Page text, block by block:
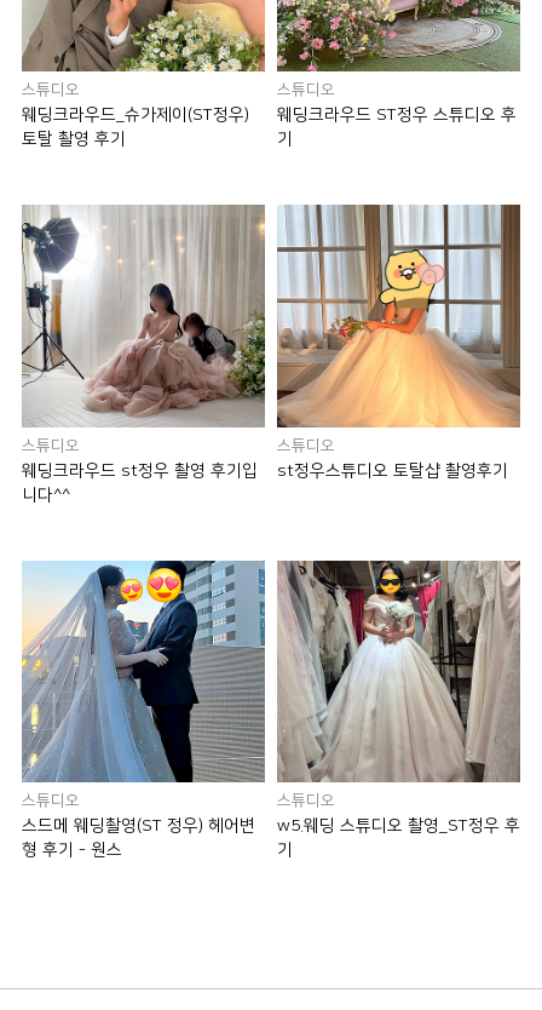
스튜디오
웨딩크라우드_슈가제이(ST정우)
토탈 촬영 후기
스튜디오
웨딩크라우드 ST정우 스튜디오 후
기
스튜디오
웨딩크라우드 st정우 촬영 후기입
니다^^
스튜디오
st정우스튜디오 토탈샵 촬영후기
스튜디오
스드메 웨딩촬영(ST 정우) 헤어변
형 후기 - 원스
스튜디오
w5.웨딩 스튜디오 촬영_ST정우 후
기